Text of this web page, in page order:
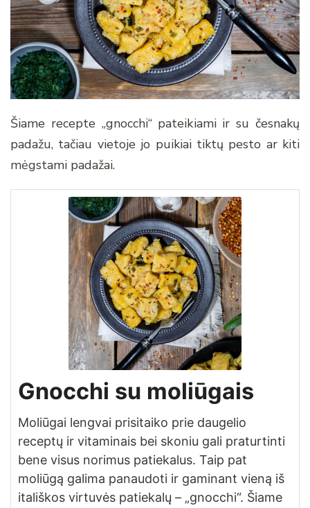
Šiame recepte „gnocchi“ pateikiami ir su česnakų
padažu, tačiau vietoje jo puikiai tiktų pesto ar kiti
mėgstami padažai.
Gnocchi su moliūgais
Moliūgai lengvai prisitaiko prie daugelio
receptų ir vitaminais bei skoniu gali praturtinti
bene visus norimus patiekalus. Taip pat
moliūgą galima panaudoti ir gaminant vieną iš
itališkos virtuvės patiekalų – „gnocchi“. Šiame